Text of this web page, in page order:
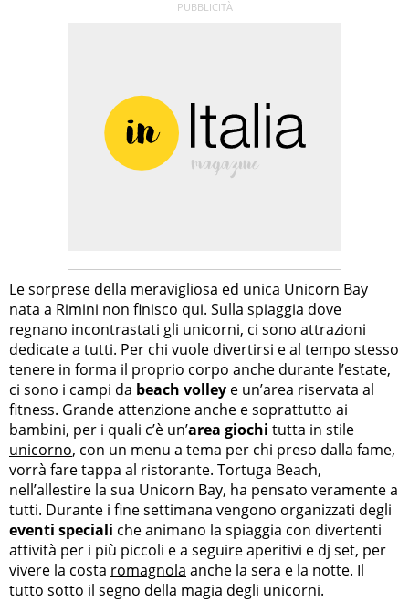
Le sorprese della meravigliosa ed unica Unicorn Bay
nata a Rimini non finisco qui. Sulla spiaggia dove
regnano incontrastati gli unicorni, ci sono attrazioni
dedicate a tutti. Per chi vuole divertirsi e al tempo stesso
tenere in forma il proprio corpo anche durante l’estate,
ci sono i campi da beach volley e un’area riservata al
fitness. Grande attenzione anche e soprattutto ai
bambini, per i quali c’è un’area giochi tutta in stile
unicorno, con un menu a tema per chi preso dalla fame,
vorrà fare tappa al ristorante. Tortuga Beach,
nell’allestire la sua Unicorn Bay, ha pensato veramente a
tutti. Durante i fine settimana vengono organizzati degli
eventi speciali che animano la spiaggia con divertenti
attività per i più piccoli e a seguire aperitivi e dj set, per
vivere la costa romagnola anche la sera e la notte. Il
tutto sotto il segno della magia degli unicorni.